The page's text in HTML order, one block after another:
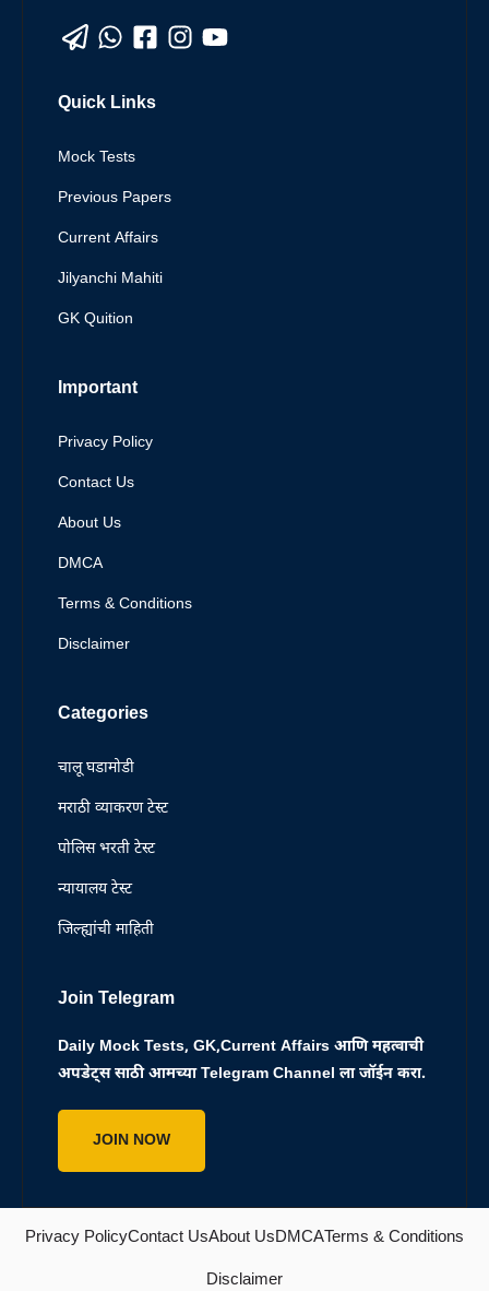
Quick Links
Mock Tests
Previous Papers
Current Affairs
Jilyanchi Mahiti
GK Quition
Important
Privacy Policy
Contact Us
About Us
DMCA
Terms & Conditions
Disclaimer
Categories
चालू घडामोडी
मराठी व्याकरण टेस्ट
पोलिस भरती टेस्ट
न्यायालय टेस्ट
जिल्ह्यांची माहिती
Join Telegram
Daily Mock Tests, GK,Current Affairs आणि महत्वाची
अपडेट्स साठी आमच्या Telegram Channel ला जॉईन करा.
JOIN NOW
Privacy PolicyContact UsAbout UsDMCATerms & Conditions
Disclaimer